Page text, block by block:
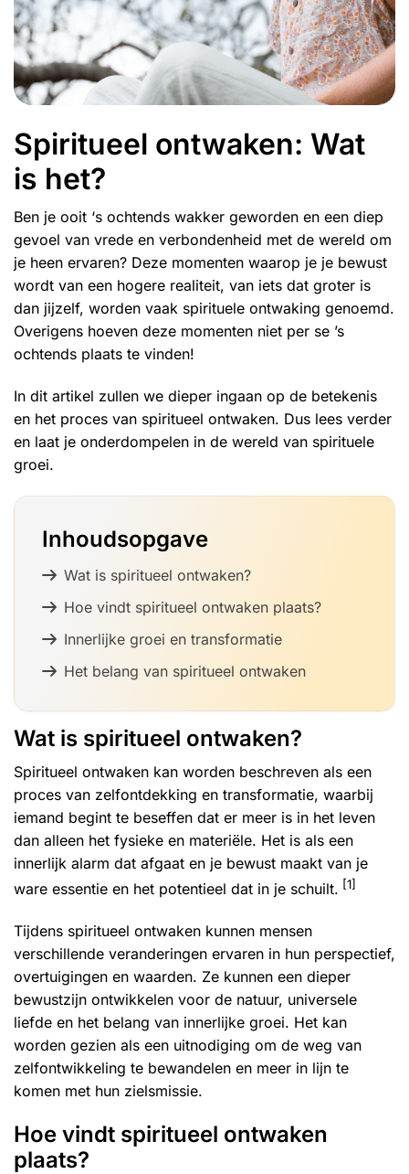
Spiritueel ontwaken: Wat
is het?
Ben je ooit ‘s ochtends wakker geworden en een diep
gevoel van vrede en verbondenheid met de wereld om
je heen ervaren? Deze momenten waarop je je bewust
wordt van een hogere realiteit, van iets dat groter is
dan jijzelf, worden vaak spirituele ontwaking genoemd.
Overigens hoeven deze momenten niet per se ’s
ochtends plaats te vinden!
In dit artikel zullen we dieper ingaan op de betekenis
en het proces van spiritueel ontwaken. Dus lees verder
en laat je onderdompelen in de wereld van spirituele
groei.
Inhoudsopgave
Wat is spiritueel ontwaken?
Hoe vindt spiritueel ontwaken plaats?
Innerlijke groei en transformatie
Het belang van spiritueel ontwaken
Wat is spiritueel ontwaken?
Spiritueel ontwaken kan worden beschreven als een
proces van zelfontdekking en transformatie, waarbij
iemand begint te beseffen dat er meer is in het leven
dan alleen het fysieke en materiële. Het is als een
innerlijk alarm dat afgaat en je bewust maakt van je
ware essentie en het potentieel dat in je schuilt. [1]
Tijdens spiritueel ontwaken kunnen mensen
verschillende veranderingen ervaren in hun perspectief,
overtuigingen en waarden. Ze kunnen een dieper
bewustzijn ontwikkelen voor de natuur, universele
liefde en het belang van innerlijke groei. Het kan
worden gezien als een uitnodiging om de weg van
zelfontwikkeling te bewandelen en meer in lijn te
komen met hun zielsmissie.
Hoe vindt spiritueel ontwaken
plaats?